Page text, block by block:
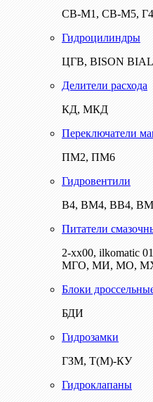
СВ-М1, СВ-М5,
Гидроцилиндры
ЦГВ, BISON BIAL
Делители расхода
КД, МКД
Переключатели
ПМ2, ПМ6
Гидровентили
В4, ВМ4, ВВ4,
Питатели
2-хх00, ilkomatic
МГО, МИ, МО,
Блоки
БДИ
Гидрозамки
ГЗМ, Т(М)-КУ
Гидроклапаны